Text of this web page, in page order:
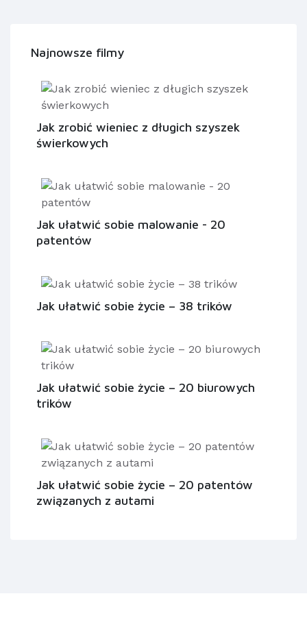
Najnowsze filmy
Jak zrobić wieniec z długich szyszek
świerkowych
Jak ułatwić sobie malowanie - 20
patentów
Jak ułatwić sobie życie – 38 trików
Jak ułatwić sobie życie – 20 biurowych
trików
Jak ułatwić sobie życie – 20 patentów
związanych z autami